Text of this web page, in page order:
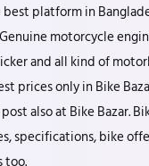
best platform in
motorcycle
and all kind of
prices only in Bike
also at Bike Bazar.
specifications, bike